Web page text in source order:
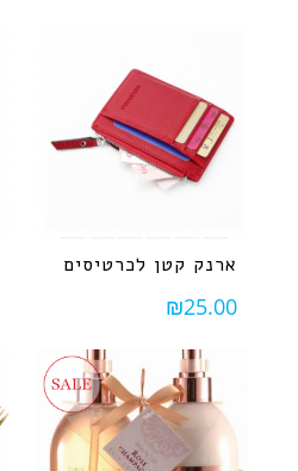
ארנק קטן לכרטיסים
₪25.00